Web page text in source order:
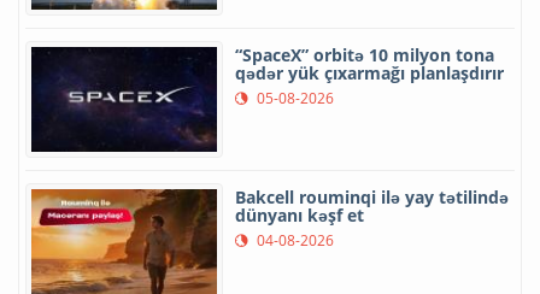
“SpaceX” orbitə 10 milyon tona
qədər yük çıxarmağı planlaşdırır
05-08-2026
Bakcell rouminqi ilə yay tətilində
dünyanı kəşf et
04-08-2026